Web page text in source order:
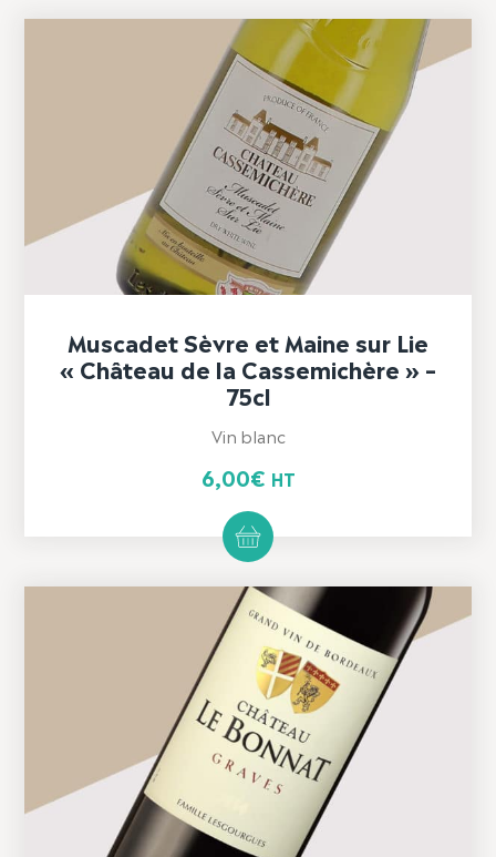
Muscadet Sèvre et Maine sur Lie
« Château de la Cassemichère » –
75cl
Vin blanc
6,00€ HT